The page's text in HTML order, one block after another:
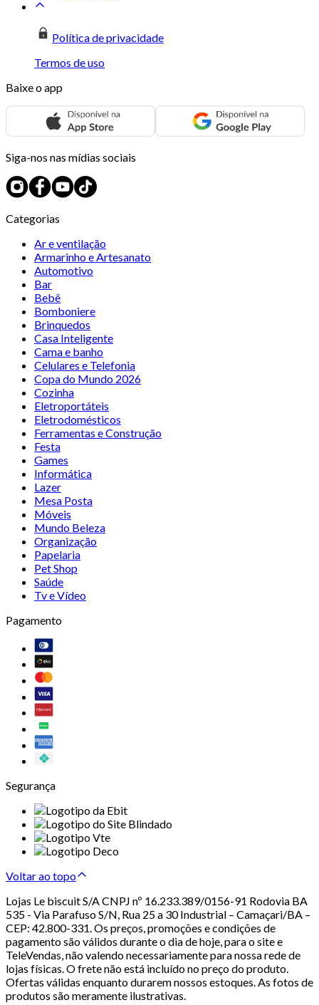
Política de privacidade
Termos de uso
Baixe o app
Siga-nos nas mídias sociais
Categorias
Ar e ventilação
Armarinho e Artesanato
Automotivo
Bar
Bebê
Bomboniere
Brinquedos
Casa Inteligente
Cama e banho
Celulares e Telefonia
Copa do Mundo 2026
Cozinha
Eletroportáteis
Eletrodomésticos
Ferramentas e Construção
Festa
Games
Informática
Lazer
Mesa Posta
Móveis
Mundo Beleza
Organização
Papelaria
Pet Shop
Saúde
Tv e Vídeo
Pagamento
Segurança
Voltar ao topo
Lojas Le biscuit S/A CNPJ nº 16.233.389/0156-91 Rodovia BA
535 - Via Parafuso S/N, Rua 25 a 30 Industrial – Camaçari/BA –
CEP: 42.800-331. Os preços, promoções e condições de
pagamento são válidos durante o dia de hoje, para o site e
TeleVendas, não valendo necessariamente para nossa rede de
lojas físicas. O frete não está incluído no preço do produto.
Ofertas válidas enquanto durarem nossos estoques. As fotos de
produtos são meramente ilustrativas.